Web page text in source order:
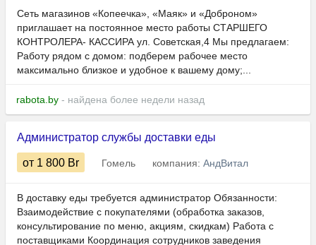
Сеть магазинов «Копеечка», «Маяк» и «Доброном»
приглашает на постоянное место работы СТАРШЕГО
КОНТРОЛЕРА- КАССИРА ул. Советская,4 Мы предлагаем:
Работу рядом с домом: подберем рабочее место
максимально близкое и удобное к вашему дому;...
rabota.by - найдена более недели назад
Администратор службы доставки еды
от 1 800 Br Гомель компания: АндВитал
В доставку еды требуется администратор Обязанности:
Взаимодействие с покупателями (обработка заказов,
консультирование по меню, акциям, скидкам) Работа с
поставщиками Координация сотрудников заведения